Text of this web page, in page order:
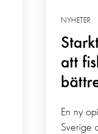
att
NYHETER
En ny
Sverige